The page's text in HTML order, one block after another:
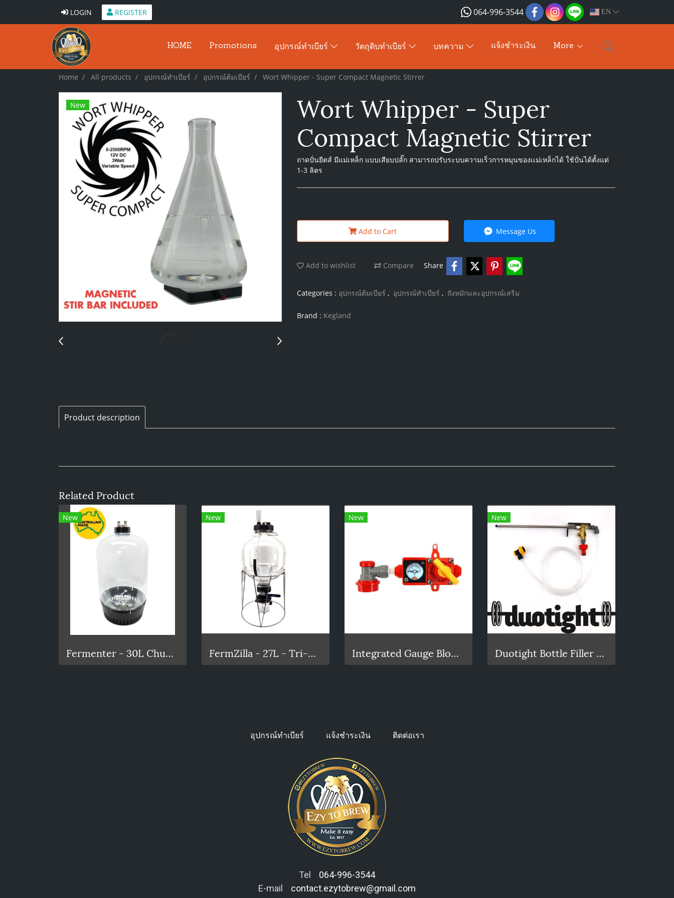
LOGIN REGISTER 064-996-3544 EN
HOME Promotions อุปกรณ์ทำเบียร์ วัตถุดิบทำเบียร์ บทความ แจ้งชำระเงิน More
Home All products อุปกรณ์ทำเบียร์ อุปกรณ์ต้มเบียร์ Wort Whipper - Super Compact Magnetic Stirrer
New
Wort Whipper - Super
Compact Magnetic Stirrer
ถาดปั่นยีตส์ มีแม่เหล็ก แบบเสียบปลั๊ก สามารถปรับระบบความเร็วการหมุนของเเม่เหล็กได้ ใช้ปั่นได้ตั้งแต่
1-3 ลิตร
Add to Cart Message Us
Add to wishlist Compare Share
Categories : อุปกรณ์ต้มเบียร์ , อุปกรณ์ทำเบียร์ , ถังหมักและอุปกรณ์เสริม
Brand : Kegland
Product description
Related Product
New
Fermenter - 30L Chubby Pressure Fermenter With Spunding Valve
New
FermZilla - 27L - Tri-Conical Uni Tank Fermenter Gen3
New
Integrated Gauge BlowTie Spunding Valve Kit (0-15psi)
New
Duotight Bottle Filler Beer Gun
อุปกรณ์ทำเบียร์ แจ้งชำระเงิน ติดต่อเรา
Tel
064-996-3544
E-mail
contact.ezytobrew@gmail.com